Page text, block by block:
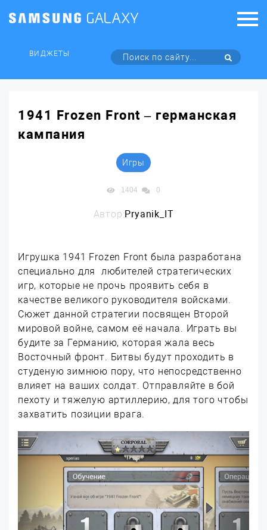
ВИДЖЕТЫ
1941 Frozen Front – германская
кампания
Игры
1404 0
Автор:Pryanik_IT
Игрушка 1941 Frozen Front была разработана
специально для любителей стратегических
игр, которые не прочь проявить себя в
качестве великого руководителя войсками.
Сюжет данной стратегии посвящен Второй
мировой войне, самом её начала. Играть вы
будите за Германию, которая жала весь
Восточный фронт. Битвы будут проходить в
студеную зимнюю пору, что непосредственно
влияет на ваших солдат. Отправляйте в бой
пехоту и тяжелую артиллерию, для того чтобы
захватить позиции врага.